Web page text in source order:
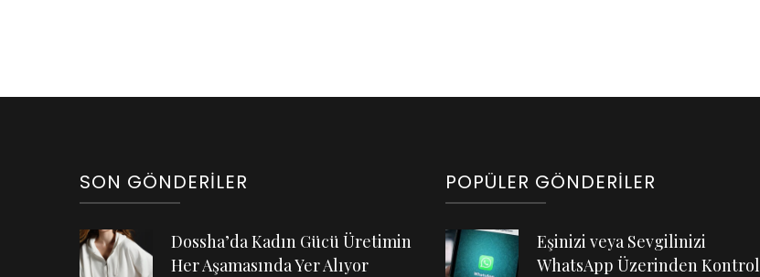
SON GÖNDERILER
Dossha’da Kadın Gücü Üretimin
Her Aşamasında Yer Alıyor
POPÜLER GÖNDERILER
Eşinizi veya Sevgilinizi
WhatsApp Üzerinden Kontrol